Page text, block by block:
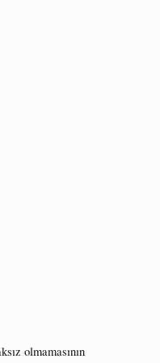
olmamasının